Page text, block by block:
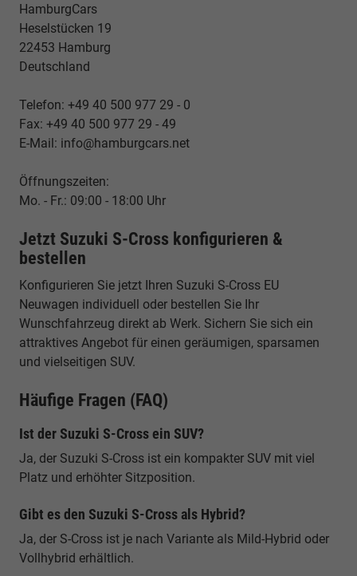
HamburgCars
Heselstücken 19
22453 Hamburg
Deutschland
Telefon: +49 40 500 977 29 - 0
Fax: +49 40 500 977 29 - 49
E-Mail: info@hamburgcars.net
Öffnungszeiten:
Mo. - Fr.: 09:00 - 18:00 Uhr
Jetzt Suzuki S-Cross konfigurieren &
bestellen
Konfigurieren Sie jetzt Ihren Suzuki S-Cross EU
Neuwagen individuell oder bestellen Sie Ihr
Wunschfahrzeug direkt ab Werk. Sichern Sie sich ein
attraktives Angebot für einen geräumigen, sparsamen
und vielseitigen SUV.
Häufige Fragen (FAQ)
Ist der Suzuki S-Cross ein SUV?
Ja, der Suzuki S-Cross ist ein kompakter SUV mit viel
Platz und erhöhter Sitzposition.
Gibt es den Suzuki S-Cross als Hybrid?
Ja, der S-Cross ist je nach Variante als Mild-Hybrid oder
Vollhybrid erhältlich.